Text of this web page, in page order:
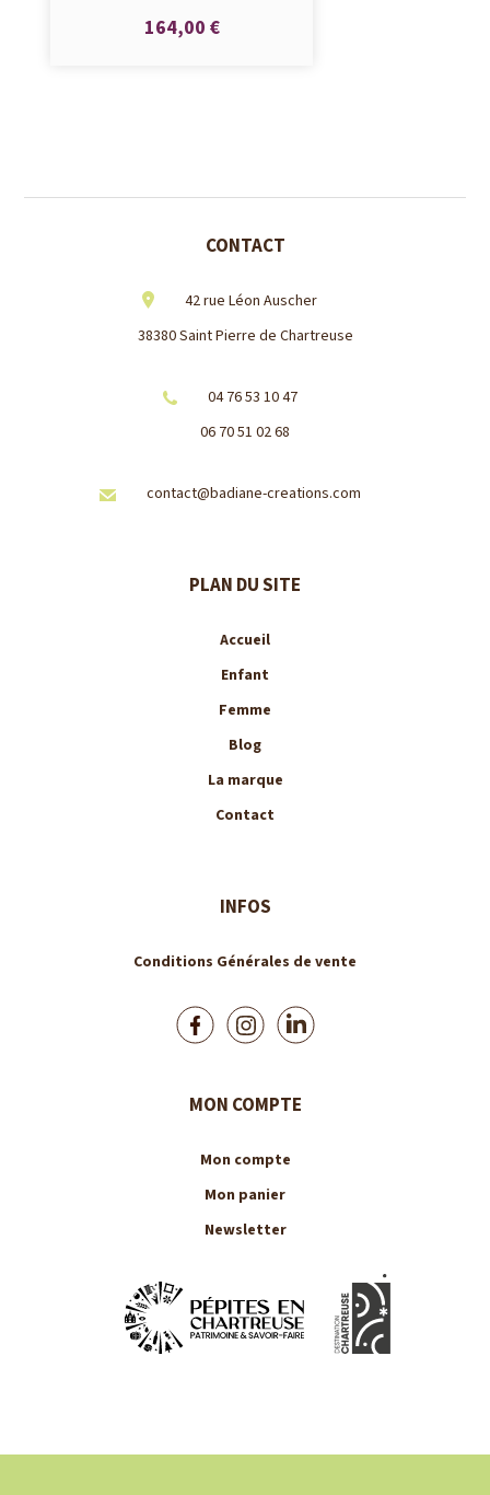
164,00 €
CONTACT
42 rue Léon Auscher
38380 Saint Pierre de Chartreuse
04 76 53 10 47
06 70 51 02 68
contact@badiane-creations.com
PLAN DU SITE
Accueil
Enfant
Femme
Blog
La marque
Contact
INFOS
Conditions Générales de vente
MON COMPTE
Mon compte
Mon panier
Newsletter